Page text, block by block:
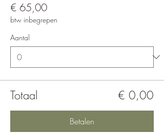
€ 65,00
btw inbegrepen
Aantal
Totaal € 0,00
Betalen